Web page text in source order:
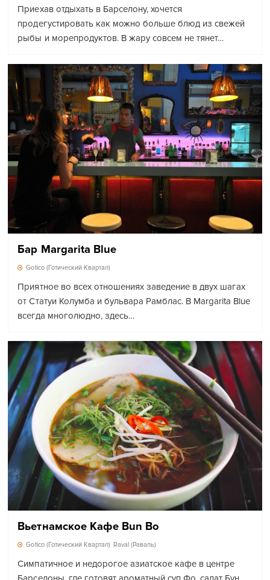
Приехав отдыхать в Барселону, хочется
продегустировать как можно больше блюд из свежей
рыбы и морепродуктов. В жару совсем не тянет…
Бар Margarita Blue
Gotico (Готический Квартал)
Приятное во всех отношениях заведение в двух шагах
от Статуи Колумба и бульвара Рамблас. В Margarita Blue
всегда многолюдно, здесь…
Вьетнамское Кафе Bun Bo
Gotico (Готический Квартал) Raval (Раваль)
Симпатичное и недорогое азиатское кафе в центре